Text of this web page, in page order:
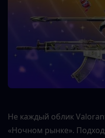
Не каждый облик
«Ночном рынке».